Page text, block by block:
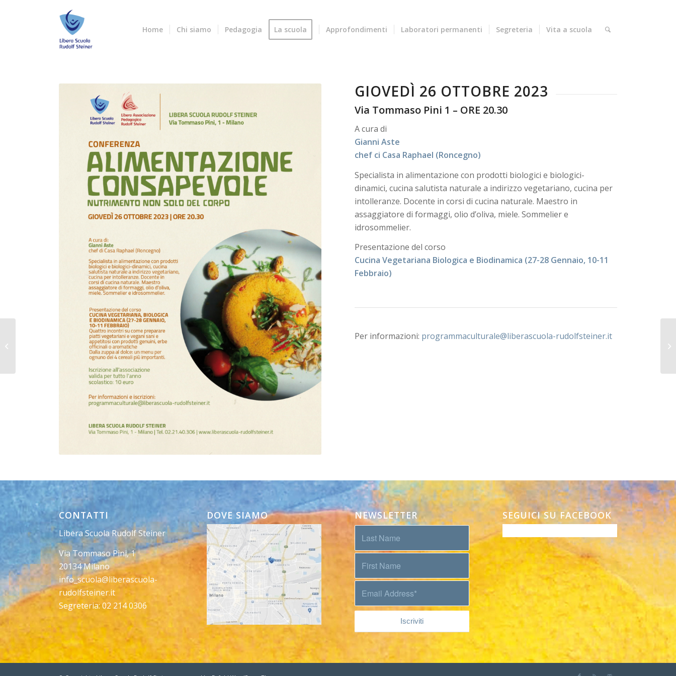
Home Chi siamo Pedagogia La scuola Approfondimenti Laboratori permanenti Segreteria Vita a scuola
GIOVEDÌ 26 OTTOBRE 2023
Via Tommaso Pini 1 – ORE 20.30
A cura di
Gianni Aste
chef ci Casa Raphael (Roncegno)
Specialista in alimentazione con prodotti biologici e biologici-
dinamici, cucina salutista naturale a indirizzo vegetariano, cucina per
intolleranze. Docente in corsi di cucina naturale. Maestro in
assaggiatore di formaggi, olio d’oliva, miele. Sommelier e
idrosommelier.
Presentazione del corso
Cucina Vegetariana Biologica e Biodinamica (27-28 Gennaio, 10-11
Febbraio)
Per informazioni: programmaculturale@liberascuola-rudolfsteiner.it
CONTATTI
Libera Scuola Rudolf Steiner
Via Tommaso Pini, 1
20134 Milano
info_scuola@liberascuola-
rudolfsteiner.it
Segreteria: 02 214 0306
DOVE SIAMO NEWSLETTER SEGUICI SU FACEBOOK